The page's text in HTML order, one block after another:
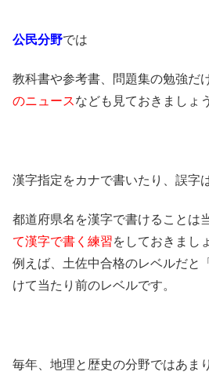
公民分野では
教科書や参考書、問題集の勉強だ
のニュースなども見ておきましょ
漢字指定をカナで書いたり、誤字
都道府県名を漢字で書けることは
て漢字で書く練習をしておきまし
例えば、土佐中合格のレベルだと
けて当たり前のレベルです。
毎年、地理と歴史の分野ではあま